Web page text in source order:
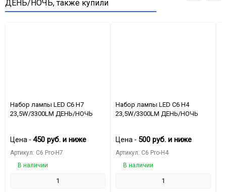
ДЕНЬ/НОЧЬ, также купили
​Набор лампы LED C6 H7
23,5W/3300LM ДЕНЬ/НОЧЬ​
Цена - 450 руб. и ниже
Артикул: C6 Pro-H7
В наличии
​Набор лампы LED C6 H4
23,5W/3300LM ДЕНЬ/НОЧЬ​
Цена - 500 руб. и ниже
Артикул: C6 Pro-H4
В наличии